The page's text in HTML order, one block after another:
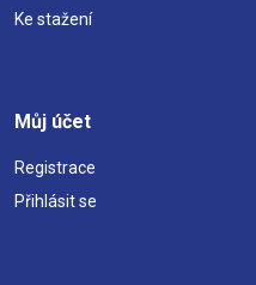
Ke stažení
Můj účet
Registrace
Přihlásit se